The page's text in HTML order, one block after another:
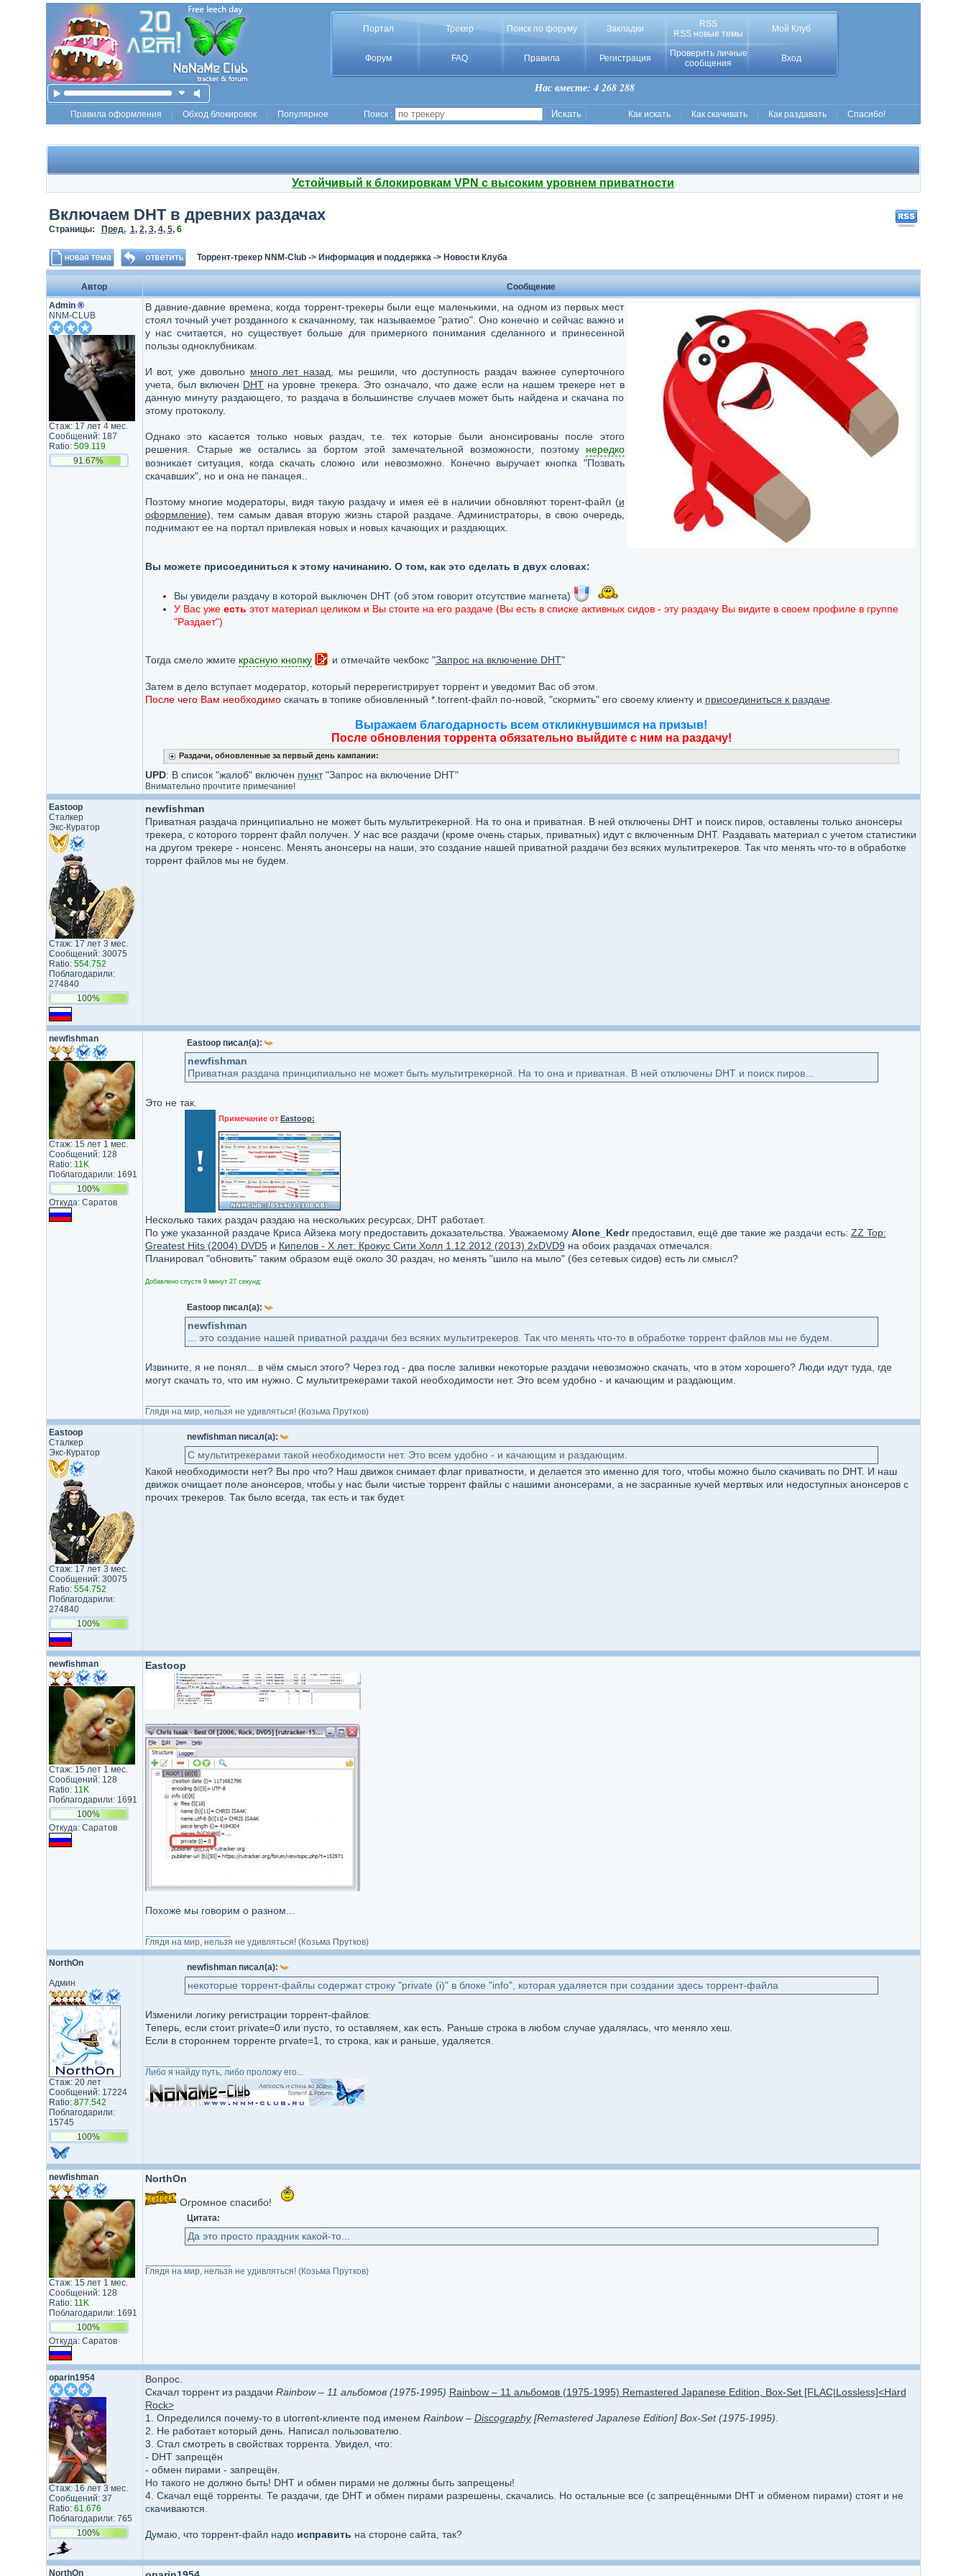
Портал Трекер Поиск по форуму Закладки
RSS
RSS новые темы
Мой Клуб
Форум FAQ Правила Регистрация
Проверить личные
сообщения
Вход
Нас вместе: 4 268 288
Правила оформления Обход блокировок Популярное Поиск : Как искать Как скачивать Как раздавать Спасибо!
Устойчивый к блокировкам VPN с высоким уровнем приватности
Включаем DHT в древних раздачах
Страницы: Пред. 1, 2, 3, 4, 5, 6
Торрент-трекер NNM-Club-> Информация и поддержка-> Новости Клуба
Автор
Сообщение
Admin ®
NNM-CLUB
Стаж: 17 лет 4 мес.
Сообщений: 187
Ratio: 509.119
91.67%
В давние-давние времена, когда торрент-трекеры были еще маленькими, на одном из первых мест
стоял точный учет розданного к скачанному, так называемое "ратио". Оно конечно и сейчас важно и
у нас считается, но существует больше для примерного понимания сделанного и принесенной
пользы одноклубникам.
И вот, уже довольно много лет назад , мы решили, что доступность раздач важнее суперточного
учета, был включен DHT на уровне трекера. Это означало, что даже если на нашем трекере нет в
данную минуту раздающего, то раздача в большинстве случаев может быть найдена и скачана по
этому протоколу.
Однако это касается только новых раздач, т.е. тех которые были анонсированы после этого
решения. Старые же остались за бортом этой замечательной возможности, поэтому нередко
возникает ситуация, когда скачать сложно или невозможно. Конечно выручает кнопка "Позвать
скачавших", но и она не панацея..
Поэтому многие модераторы, видя такую раздачу и имея её в наличии обновляют торент-файл (и
оформление), тем самым давая вторую жизнь старой раздаче. Администраторы, в свою очередь,
поднимают ее на портал привлекая новых и новых качающих и раздающих.
Вы можете присоединиться к этому начинанию. О том, как это сделать в двух словах:
Вы увидели раздачу в которой выключен DHT (об этом говорит отсутствие магнета)
У Вас уже есть этот материал целиком и Вы стоите на его раздаче (Вы есть в списке активных сидов - эту раздачу Вы видите в своем профиле в группе
"Раздает")
Тогда смело жмите красную кнопку и отмечайте чекбокс "Запрос на включение DHT"
Затем в дело вступает модератор, который перерегистрирует торрент и уведомит Вас об этом.
После чего Вам необходимоскачать в топике обновленный *.torrent-файл по-новой, "скормить" его своему клиенту и присоединиться к раздаче.
Выражаем благодарность всем откликнувшимся на призыв!
После обновления торрента обязательно выйдите с ним на раздачу!
Раздачи, обновленные за первый день кампании:
UPD: В список "жалоб" включен пункт"Запрос на включение DHT"
Внимательно прочтите примечание!
Eastoop
Сталкер
Экс-Куратор
Стаж: 17 лет 3 мес.
Сообщений: 30075
Ratio: 554.752
Поблагодарили:
274840
100%
newfishman
Приватная раздача принципиально не может быть мультитрекерной. На то она и приватная. В ней отключены DHT и поиск пиров, оставлены только анонсеры
трекера, с которого торрент файл получен. У нас все раздачи (кроме очень старых, приватных) идут с включенным DHT. Раздавать материал с учетом статистики
на другом трекере - нонсенс. Менять анонсеры на наши, это создание нашей приватной раздачи без всяких мультитрекеров. Так что менять что-то в обработке
торрент файлов мы не будем.
newfishman
Стаж: 15 лет 1 мес.
Сообщений: 128
Ratio: 11K
Поблагодарили: 1691
100%
Откуда: Саратов
Eastoop писал(а):
newfishman
Приватная раздача принципиально не может быть мультитрекерной. На то она и приватная. В ней отключены DHT и поиск пиров...
Это не так.
!
Примечание от Eastoop:
Несколько таких раздач раздаю на нескольких ресурсах, DHT работает.
По уже указанной раздаче Криса Айзека могу предоставить доказательства. Уважаемому Alone_Kedrпредоставил, ещё две такие же раздачи есть: ZZ Top:
Greatest Hits (2004) DVD5и Кипелов - X лет: Крокус Сити Холл 1.12.2012 (2013) 2xDVD9 на обоих раздачах отмечался.
Планировал "обновить" таким образом ещё около 30 раздач, но менять "шило на мыло" (без сетевых сидов) есть ли смысл?
Добавлено спустя 9 минут 27 секунд:
Eastoop писал(а):
newfishman
... это создание нашей приватной раздачи без всяких мультитрекеров. Так что менять что-то в обработке торрент файлов мы не будем.
Извините, я не понял... в чём смысл этого? Через год - два после заливки некоторые раздачи невозможно скачать, что в этом хорошего? Люди идут туда, где
могут скачать то, что им нужно. С мультитрекерами такой необходимости нет. Это всем удобно - и качающим и раздающим.
Глядя на мир, нельзя не удивляться! (Козьма Прутков)
Eastoop
Сталкер
Экс-Куратор
Стаж: 17 лет 3 мес.
Сообщений: 30075
Ratio: 554.752
Поблагодарили:
274840
100%
newfishman писал(а):
С мультитрекерами такой необходимости нет. Это всем удобно - и качающим и раздающим.
Какой необходимости нет? Вы про что? Наш движок снимает флаг приватности, и делается это именно для того, чтобы можно было скачивать по DHT. И наш
движок очищает поле анонсеров, чтобы у нас были чистые торрент файлы с нашими анонсерами, а не засранные кучей мертвых или недоступных анонсеров с
прочих трекеров. Так было всегда, так есть и так будет.
newfishman
Стаж: 15 лет 1 мес.
Сообщений: 128
Ratio: 11K
Поблагодарили: 1691
100%
Откуда: Саратов
Eastoop
Похоже мы говорим о разном...
Глядя на мир, нельзя не удивляться! (Козьма Прутков)
NorthOn
Админ
Стаж: 20 лет
Сообщений: 17224
Ratio: 877.542
Поблагодарили:
15745
100%
newfishman писал(а):
некоторые торрент-файлы содержат строку "private (i)" в блоке "info", которая удаляется при создании здесь торрент-файла
Изменили логику регистрации торрент-файлов:
Теперь, если стоит private=0 или пусто, то оставляем, как есть. Раньше строка в любом случае удалялась, что меняло хеш.
Если в стороннем торренте prvate=1, то строка, как и раньше, удаляется.
Либо я найду путь, либо проложу его...
newfishman
Стаж: 15 лет 1 мес.
Сообщений: 128
Ratio: 11K
Поблагодарили: 1691
100%
Откуда: Саратов
NorthOn
Огромное спасибо!
Цитата:
Да это просто праздник какой-то...
Глядя на мир, нельзя не удивляться! (Козьма Прутков)
oparin1954
Стаж: 16 лет 3 мес.
Сообщений: 37
Ratio: 61.676
Поблагодарили: 765
100%
Вопрос.
Скачал торрент из раздачи Rainbow – 11 альбомов (1975-1995) Rainbow – 11 альбомов (1975-1995) Remastered Japanese Edition, Box-Set [FLAC|Lossless]<Hard
Rock>
1. Определился почему-то в utorrent-клиенте под именем Rainbow – Discography[Remastered Japanese Edition] Box-Set (1975-1995)
2. Не работает который день. Написал пользователю.
3. Стал смотреть в свойствах торрента. Увидел, что:
- DHT запрещён
- обмен пирами - запрещён.
Но такого не должно быть! DHT и обмен пирами не должны быть запрещены!
4. Скачал ещё торренты. Те раздачи, где DHT и обмен пирами разрешены, скачались. Но остальные все (с запрещёнными DHT и обменом пирами) стоят и не
скачиваются.
Думаю, что торрент-файл надо исправить на стороне сайта, так?
NorthOn